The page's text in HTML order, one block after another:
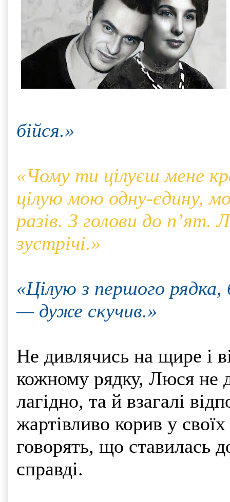
бійся.»
«Чому ти цілуєш мене
цілую мою одну-єдину,
разів. З голови до
зустрічі.»
«Цілую з першого
— дуже скучив.»
Не дивлячись на щире і
кожному рядку, Люся не
лагідно, та й взагалі
жартівливо корив у
говорять, що ставилась
справді.